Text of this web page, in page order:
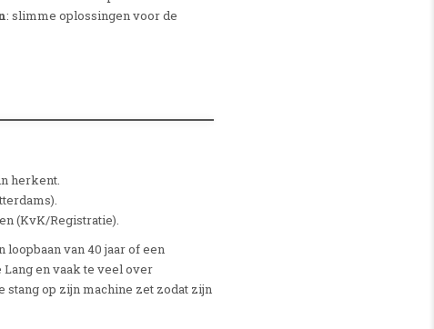
: slimme oplossingen voor de
herkent.
(KvK/Registratie).
van 40 jaar of een
en vaak te veel over
op zijn machine zet zodat zijn